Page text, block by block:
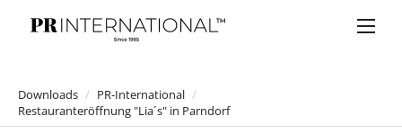
PRESSEMELDUNGEN
Downloads / PR-International /
Restauranteröffnung "Lia´s" in Parndorf